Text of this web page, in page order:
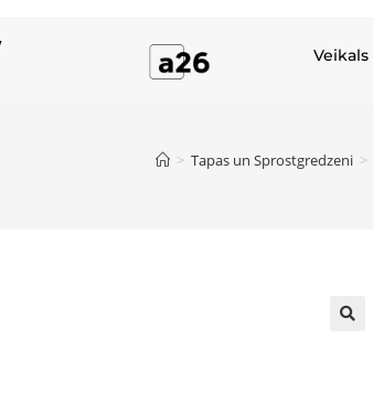
Veikals
> Tapas un Sprostgredzeni >